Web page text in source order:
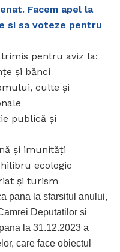
Facem apel la
si sa voteze pentru
trimis pentru aviz la:
şi bănci
culte şi
publică şi
şi imunităţi
ecologic
şi turism
pana la sfarsitul anului,
Deputatilor si
la 31.12.2023 a
care face obiectul